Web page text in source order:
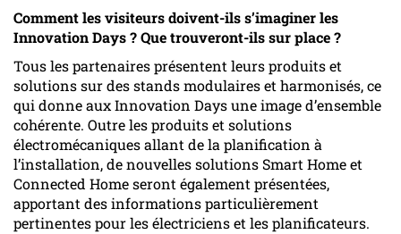
Comment les visiteurs doivent-ils s’imaginer les
Innovation Days ? Que trouveront-ils sur place ?
Tous les partenaires présentent leurs produits et
solutions sur des stands modulaires et harmonisés, ce
qui donne aux Innovation Days une image d’ensemble
cohérente. Outre les produits et solutions
électromécaniques allant de la planification à
l’installation, de nouvelles solutions Smart Home et
Connected Home seront également présentées,
apportant des informations particulièrement
pertinentes pour les électriciens et les planificateurs.